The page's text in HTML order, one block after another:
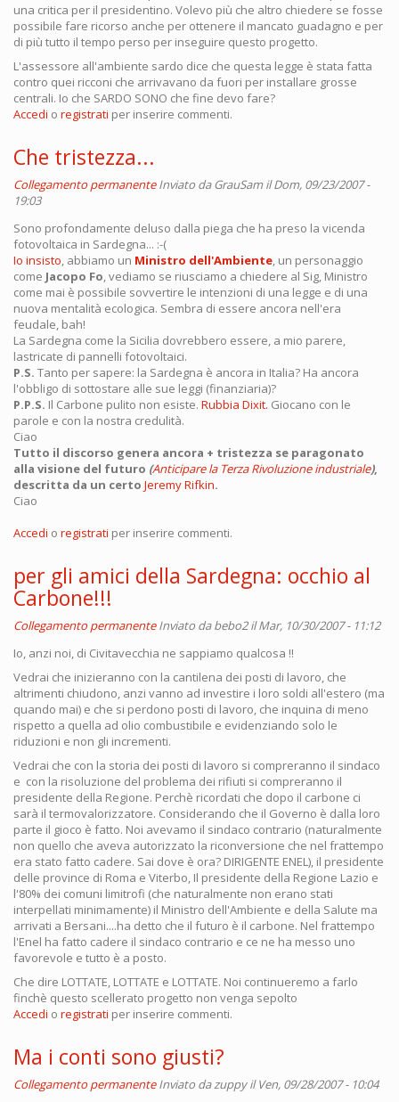
una critica per il presidentino. Volevo più che altro chiedere se fosse
possibile fare ricorso anche per ottenere il mancato guadagno e per
di più tutto il tempo perso per inseguire questo progetto.
L'assessore all'ambiente sardo dice che questa legge è stata fatta
contro quei ricconi che arrivavano da fuori per installare grosse
centrali. Io che SARDO SONO che fine devo fare?
Accedi o registrati per inserire commenti.
Che tristezza...
Collegamento permanente Inviato daGrauSamil Dom, 09/23/2007 -
19:03
Sono profondamente deluso dalla piega che ha preso la vicenda
fotovoltaica in Sardegna... :-(
Io insisto , abbiamo un Ministro dell'Ambiente , un personaggio
come Jacopo Fo , vediamo se riusciamo a chiedere al Sig, Ministro
come mai è possibile sovvertire le intenzioni di una legge e di una
nuova mentalità ecologica. Sembra di essere ancora nell'era
feudale, bah!
La Sardegna come la Sicilia dovrebbero essere, a mio parere,
lastricate di pannelli fotovoltaici.
P.S. Tanto per sapere: la Sardegna è ancora in Italia? Ha ancora
l'obbligo di sottostare alle sue leggi (finanziaria)?
P.P.S. Il Carbone pulito non esiste. Rubbia Dixit. Giocano con le
parole e con la nostra credulità.
Ciao
Tutto il discorso genera ancora + tristezza se paragonato
alla visione del futuro (Anticipare la Terza Rivoluzione industriale),
descritta da un certo Jeremy Rifkin.
Ciao
Accedi o registrati per inserire commenti.
per gli amici della Sardegna: occhio al
Carbone!!!
Collegamento permanente Inviato dabebo2il Mar, 10/30/2007 - 11:12
Io, anzi noi, di Civitavecchia ne sappiamo qualcosa !!
Vedrai che inizieranno con la cantilena dei posti di lavoro, che
altrimenti chiudono, anzi vanno ad investire i loro soldi all'estero (ma
quando mai) e che si perdono posti di lavoro, che inquina di meno
rispetto a quella ad olio combustibile e evidenziando solo le
riduzioni e non gli incrementi.
Vedrai che con la storia dei posti di lavoro si compreranno il sindaco
e con la risoluzione del problema dei rifiuti si compreranno il
presidente della Regione. Perchè ricordati che dopo il carbone ci
sarà il termovalorizzatore. Considerando che il Governo è dalla loro
parte il gioco è fatto. Noi avevamo il sindaco contrario (naturalmente
non quello che aveva autorizzato la riconversione che nel frattempo
era stato fatto cadere. Sai dove è ora? DIRIGENTE ENEL), il presidente
delle province di Roma e Viterbo, Il presidente della Regione Lazio e
l'80% dei comuni limitrofi (che naturalmente non erano stati
interpellati minimamente) il Ministro dell'Ambiente e della Salute ma
arrivati a Bersani....ha detto che il futuro è il carbone. Nel frattempo
l'Enel ha fatto cadere il sindaco contrario e ce ne ha messo uno
favorevole e tutto è a posto.
Che dire LOTTATE, LOTTATE e LOTTATE. Noi continueremo a farlo
finchè questo scellerato progetto non venga sepolto
Accedi o registrati per inserire commenti.
Ma i conti sono giusti?
Collegamento permanente Inviato dazuppyil Ven, 09/28/2007 - 10:04